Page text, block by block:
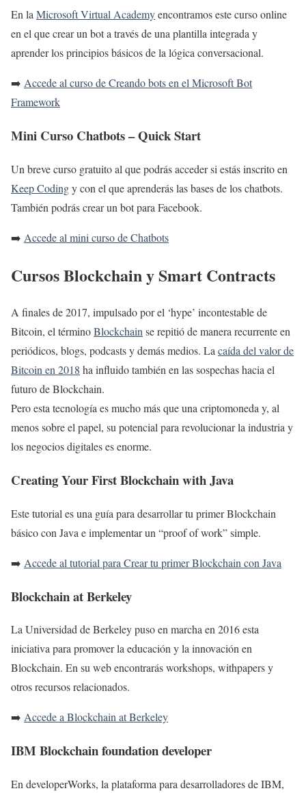
En la Microsoft Virtual Academyencontramos este curso online
en el que crear un bot a través de una plantilla integrada y
aprender los principios básicos de la lógica conversacional.
➡️ Accede al curso de Creando bots en el Microsoft Bot
Framework
Mini Curso Chatbots – Quick Start
Un breve curso gratuito al que podrás acceder si estás inscrito en
Keep Codingy con el que aprenderás las bases de los chatbots.
También podrás crear un bot para Facebook.
➡️ Accede al mini curso de Chatbots
Cursos Blockchain y Smart Contracts
A finales de 2017, impulsado por el ‘hype’ incontestable de
Bitcoin, el términoBlockchainse repitió de manera recurrente en
periódicos, blogs, podcasts y demás medios. Lacaída del valor de
Bitcoin en 2018 ha influido también en las sospechas hacia el
futuro de Blockchain.
Pero esta tecnología es mucho más que una criptomoneda y, al
menos sobre el papel, su potencial para revolucionar la industria y
los negocios digitales es enorme.
Creating Your First Blockchain with Java
Este tutorial es una guía para desarrollar tu primer Blockchain
básico con Java e implementar un “proof of work” simple.
➡️ Accede al tutorial para Crear tu primer Blockchain con Java
Blockchain at Berkeley
La Universidad de Berkeley puso en marcha en 2016 esta
iniciativa para promover la educación y la innovación en
Blockchain. En su web encontrarás workshops, withpapers y
otros recursos relacionados.
➡️ Accede a Blockchain at Berkeley
IBM Blockchain foundation developer
En developerWorks, la plataforma para desarrolladores de IBM,